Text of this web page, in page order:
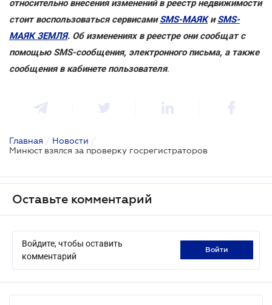
относительно внесения изменений в реестр недвижимости
стоит воспользоваться сервисамиSMS-МАЯКиSMS-
МАЯК ЗЕМЛЯ. Об изменениях в реестре они сообщат с
помощью SMS-сообщения, электронного письма, а также
сообщения в кабинете пользователя.
Главная / Новости /
Минюст взялся за проверку госрегистраторов
Оставьте комментарий
Войдите, чтобы оставить
комментарий
войти